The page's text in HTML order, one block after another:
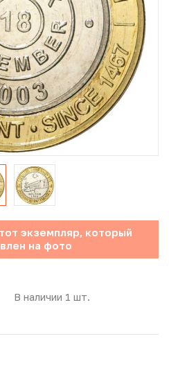
(с 1999 года)
монеты СССР и России
(Unusual)
монеты
экземпляр, который
на фото
В наличии 1 шт.